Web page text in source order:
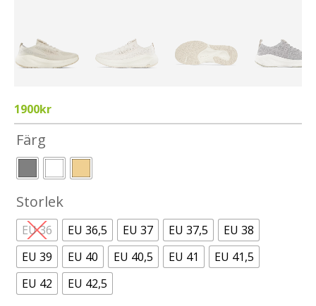
1900kr
Färg
Storlek
EU 36 EU 36,5 EU 37 EU 37,5
EU 38
EU 39
EU 40 EU 40,5 EU 41
EU 41,5
EU 42
EU 42,5